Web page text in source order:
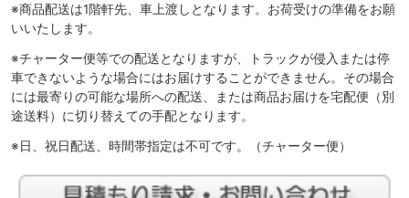
※商品配送は1階軒先、車上渡しとなります。お荷受けの準備をお願
いいたします。
※チャーター便等での配送となりますが、トラックが侵入または停
車できないような場合にはお届けすることができません。その場合
には最寄りの可能な場所への配送、または商品お届けを宅配便（別
途送料）に切り替えての手配となります。
※日、祝日配送、時間帯指定は不可です。（チャーター便）